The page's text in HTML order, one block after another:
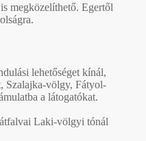
megközelíthető. Egertől
lehetőséget kínál,
Szalajka-völgy, Fátyol-
a látogatókat.
Laki-völgyi tónál